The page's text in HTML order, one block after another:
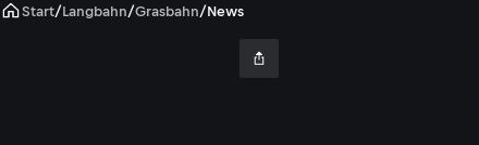
Start/Langbahn/Grasbahn/News